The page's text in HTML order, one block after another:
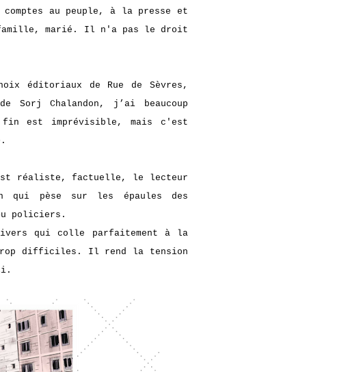
au peuple, à la presse et
famille, marié. Il n'a pas le droit
éditoriaux de Rue de Sèvres,
Sorj Chalandon, j’ai beaucoup
est imprévisible, mais c'est
est réaliste, factuelle, le lecteur
qui pèse sur les épaules des
policiers.
qui colle parfaitement à la
difficiles. Il rend la tension